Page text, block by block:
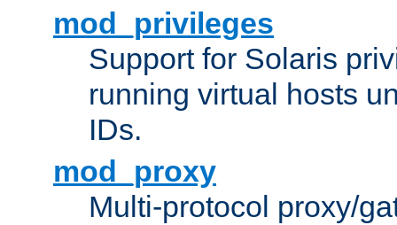
mod_privileges
Support for Solaris
running virtual hosts
IDs.
mod_proxy
Multi-protocol proxy/